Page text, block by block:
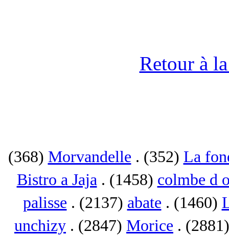
Retour à
(368) Morvandelle . (352) La
Bistro a Jaja. (1458) colmbe d
palisse . (2137) abate . (1460)
unchizy . (2847) Morice .